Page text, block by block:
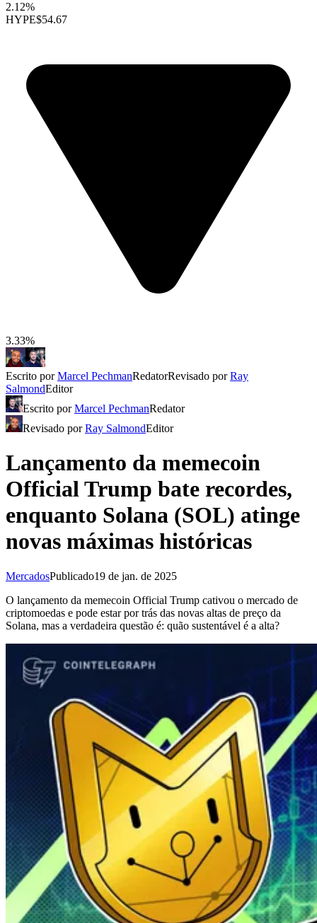
2.12%
HYPE$54.67
3.33%
Escrito porMarcel PechmanRedatorRevisado porRay
SalmondEditor
Escrito porMarcel PechmanRedator
Revisado porRay SalmondEditor
Lançamento da memecoin
Official Trump bate recordes,
enquanto Solana (SOL) atinge
novas máximas históricas
MercadosPublicado19 de jan. de 2025
O lançamento da memecoin Official Trump cativou o mercado de
criptomoedas e pode estar por trás das novas altas de preço da
Solana, mas a verdadeira questão é: quão sustentável é a alta?